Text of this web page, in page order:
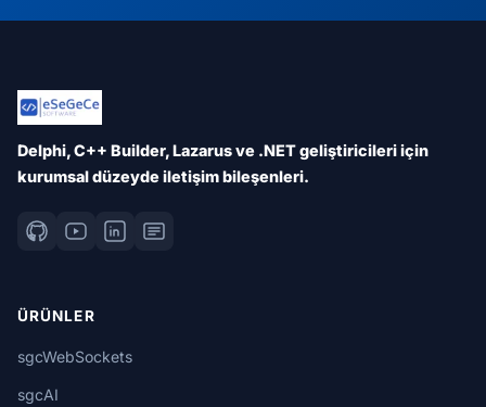
Delphi, C++ Builder, Lazarus ve .NET geliştiricileri için
kurumsal düzeyde iletişim bileşenleri.
ÜRÜNLER
sgcWebSockets
sgcAI